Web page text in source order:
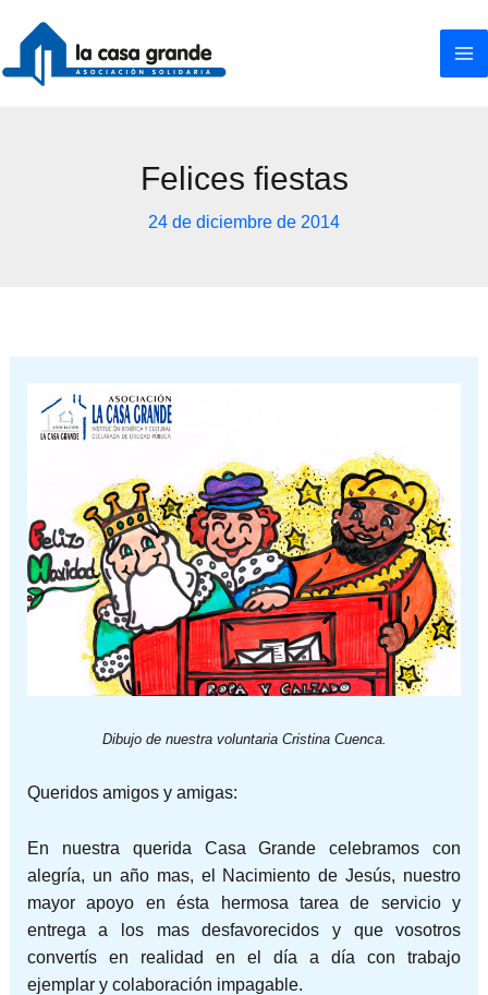
contenido
Felices fiestas
24 de diciembre de 2014
Dibujo de nuestra voluntaria Cristina Cuenca.
Queridos amigos y amigas:
En nuestra querida Casa Grande celebramos con
alegría, un año mas, el Nacimiento de Jesús, nuestro
mayor apoyo en ésta hermosa tarea de servicio y
entrega a los mas desfavorecidos y que vosotros
convertís en realidad en el día a día con trabajo
ejemplar y colaboración impagable.